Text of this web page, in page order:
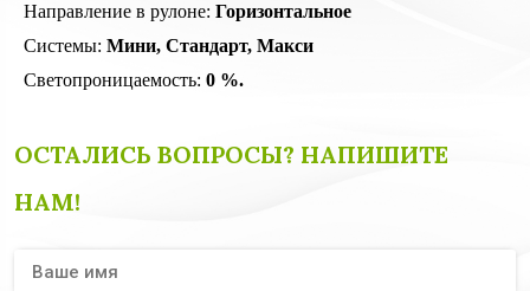
Направление в рулоне: Горизонтальное
Системы: Мини, Стандарт, Макси
Светопроницаемость: 0 %.
ОСТАЛИСЬ ВОПРОСЫ? НАПИШИТЕ
НАМ!